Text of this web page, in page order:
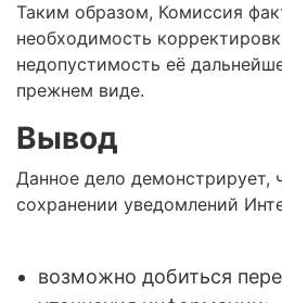
Таким образом, Комиссия
необходимость
недопустимость её
прежнем виде.
Вывод
Данное дело демонстрирует,
сохранении уведомлений
возможно добиться